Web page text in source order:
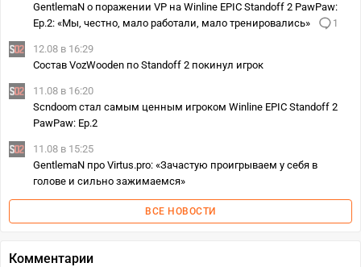
GentlemaN о поражении VP на Winline EPIC Standoff 2 PawPaw:
Ep.2: «Мы, честно, мало работали, мало тренировались»
1
12.08 в 16:29
Состав VozWooden по Standoff 2 покинул игрок
11.08 в 16:20
Scndoom стал самым ценным игроком Winline EPIC Standoff 2
PawPaw: Ep.2
11.08 в 15:25
GentlemaN про Virtus.pro: «Зачастую проигрываем у себя в
голове и сильно зажимаемся»
ВСЕ НОВОСТИ
Комментарии